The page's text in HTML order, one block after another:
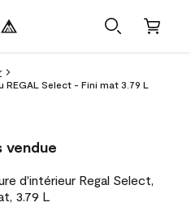
Select - Fini mat 3.79 L
vendue